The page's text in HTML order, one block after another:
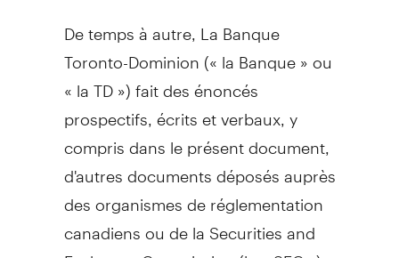
De temps à autre, La Banque
Toronto-Dominion (« la Banque » ou
« la TD ») fait des énoncés
prospectifs, écrits et verbaux, y
compris dans le présent document,
d'autres documents déposés auprès
des organismes de réglementation
canadiens ou de la Securities and